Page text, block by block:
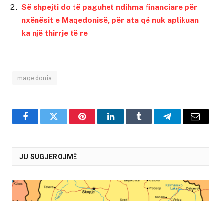
Së shpejti do të paguhet ndihma financiare për
nxënësit e Maqedonisë, për ata që nuk aplikuan
ka një thirrje të re
maqedonia
FacebookTwitter PinterestLinkedInTumblr TelegramEmail
JU SUGJEROJMË